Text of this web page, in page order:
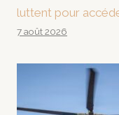
luttent pour
7 août 2026